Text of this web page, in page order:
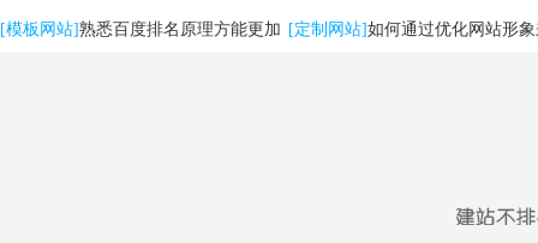
[模板网站]熟悉百度排名原理方能更加 [定制网站]如何通过优化网站形